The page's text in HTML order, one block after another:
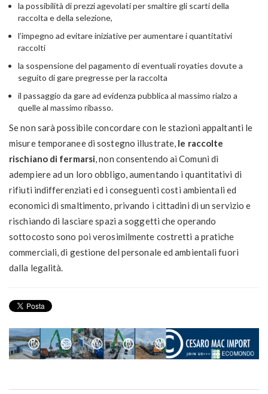
la possibilità di prezzi agevolati per smaltire gli scarti della
raccolta e della selezione,
l’impegno ad evitare iniziative per aumentare i quantitativi
raccolti
la sospensione del pagamento di eventuali royaties dovute a
seguito di gare pregresse per la raccolta
il passaggio da gare ad evidenza pubblica al massimo rialzo a
quelle al massimo ribasso.
Se non sarà possibile concordare con le stazioni appaltanti le
misure temporanee di sostegno illustrate, le raccolte
rischiano di fermarsi, non consentendo ai Comuni di
adempiere ad un loro obbligo, aumentando i quantitativi di
rifiuti indifferenziati ed i conseguenti costi ambientali ed
economici di smaltimento, privando i cittadini di un servizio e
rischiando di lasciare spazi a soggetti che operando
sottocosto sono poi verosimilmente costretti a pratiche
commerciali, di gestione del personale ed ambientali fuori
dalla legalità.